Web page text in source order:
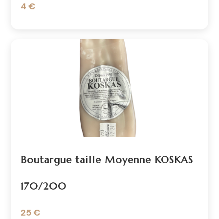
4 €
Boutargue taille Moyenne KOSKAS
170/200
25 €